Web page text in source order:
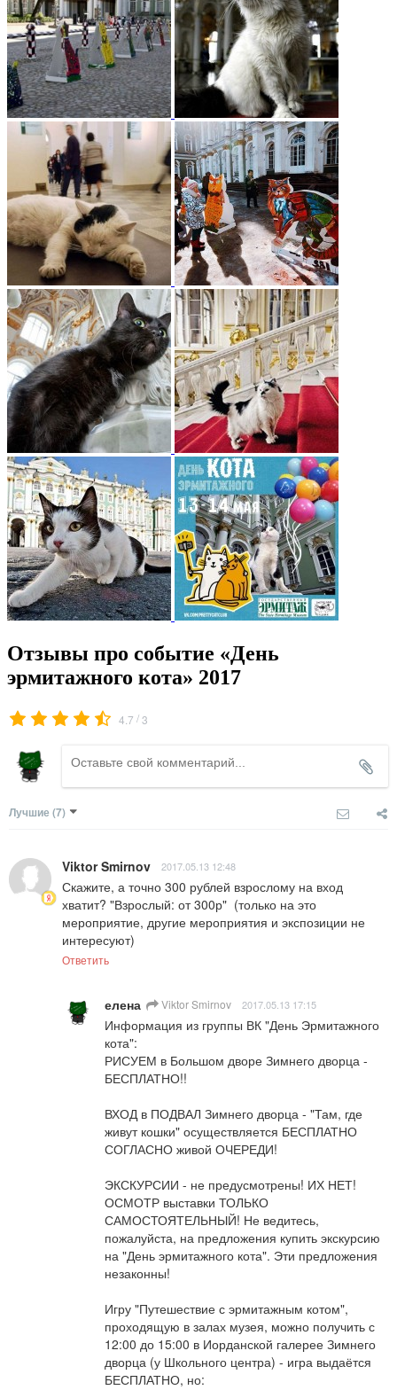
Отзывы про событие «День
эрмитажного кота» 2017
4.7 /3
Лучшие (7)
Viktor Smirnov 2017.05.13 12:48
Скажите, а точно 300 рублей взрослому на вход
хватит? "Взрослый: от 300р"  (только на это
мероприятие, другие мероприятия и экспозиции не
интересуют)
Ответить
елена Viktor Smirnov 2017.05.13 17:15
Информация из группы ВК "День Эрмитажного
кота":
РИСУЕМ в Большом дворе Зимнего дворца -
БЕСПЛАТНО!!
ВХОД в ПОДВАЛ Зимнего дворца - "Там, где
живут кошки" осуществляется БЕСПЛАТНО
СОГЛАСНО живой ОЧЕРЕДИ!
ЭКСКУРСИИ - не предусмотрены! ИХ НЕТ!
ОСМОТР выставки ТОЛЬКО
САМОСТОЯТЕЛЬНЫЙ! Не ведитесь,
пожалуйста, на предложения купить экскурсию
на "День эрмитажного кота". Эти предложения
незаконны!
Игру "Путешествие с эрмитажным котом",
проходящую в залах музея, можно получить с
12:00 до 15:00 в Иорданской галерее Зимнего
дворца (у Школьного центра) - игра выдаётся
БЕСПЛАТНО, но: